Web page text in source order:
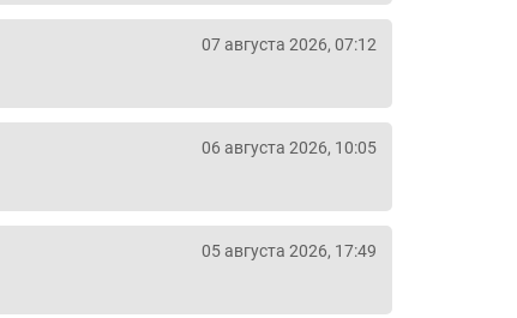
07 августа 2026, 07:12
06 августа 2026, 10:05
05 августа 2026, 17:49